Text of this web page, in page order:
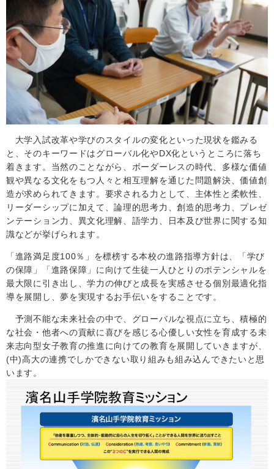
大学入試改革や学びのスタイルの変化といった現状を鑑みる
と、そのキーワードはグローバル化やDX化というところに落ち
着きます。当然のことながら、ボーダーレスの時代、多様な価値
観や異なる文化をもつ人々と相互理解を通じた問題解決、価値創
造が求められてきます。要求される力として、主体性と柔軟性、
リーダーシップに加えて、論理的思考力、創造的思考力、プレゼ
ンテーション力、異文化理解、語学力、日本及び世界に関する知
識などが挙げられます。
「進路満足度100％」を標榜する本校の進路指導方針は、「学び
の保障」「進路保障」に向けて生徒一人ひとりのポテンシャルを
最大限に引き出し、学力の伸びと成長を実感させる個別最適化指
導を展開し、夢を実現するお手伝いをすることです。
予測不能な未来社会の中で、グローバルな視点に立ち、積極的
な社会・他者への貢献に喜びを感じる心優しい女性を育成する未
来志向型女子教育の推進に向けての教育を展開していきますが、
(中)高大の連携でしかできない取り組みも組み込んできたいと思
います。